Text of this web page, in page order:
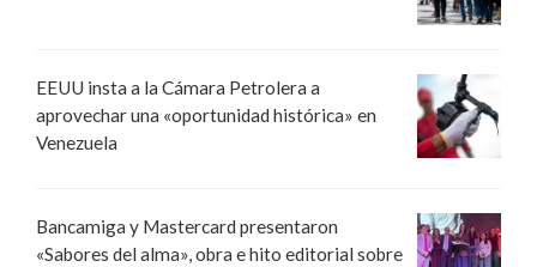
EEUU insta a la Cámara Petrolera a
aprovechar una «oportunidad histórica» en
Venezuela
Bancamiga y Mastercard presentaron
«Sabores del alma», obra e hito editorial sobre